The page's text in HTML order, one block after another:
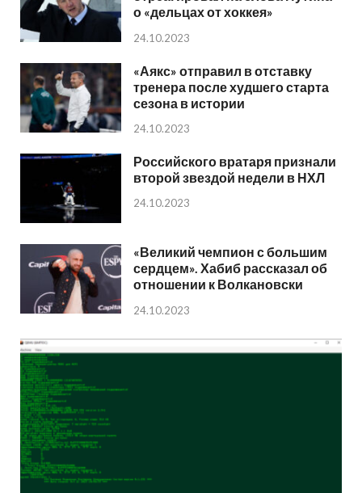
о «дельцах от хоккея»
24.10.2023
«Аякс» отправил в отставку
тренера после худшего старта
сезона в истории
24.10.2023
Российского вратаря признали
второй звездой недели в НХЛ
24.10.2023
«Великий чемпион с большим
сердцем». Хабиб рассказал об
отношении к Волкановски
24.10.2023